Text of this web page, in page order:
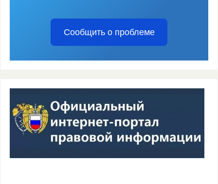
Сообщить о проблеме